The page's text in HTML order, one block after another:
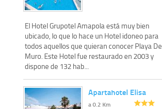
El Hotel Grupotel Amapola está muy bien
ubicado, lo que lo hace un Hotel idoneo para
todos aquellos que quieran conocer Playa De
Muro. Este Hotel fue restaurado en 2003 y
dispone de 132 hab...
Apartahotel Elisa
a 0.2 Km